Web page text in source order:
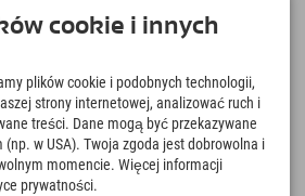
i wieloma
4.634km
Stoki do jazdy na nartach i
snowboardzie
cookie i innych
plików cookie i podobnych technologii,
strony internetowej, analizować ruch i
treści. Dane mogą być przekazywane
w USA). Twoja zgoda jest dobrowolna i
momencie. Więcej informacji
prywatności.